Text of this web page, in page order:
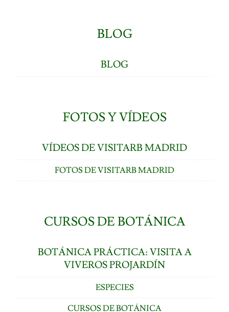
BLOG
BLOG
FOTOS Y VÍDEOS
VÍDEOS DE VISITARB MADRID
FOTOS DE VISITARB MADRID
CURSOS DE BOTÁNICA
BOTÁNICA PRÁCTICA: VISITA A
VIVEROS PROJARDÍN
ESPECIES
CURSOS DE BOTÁNICA